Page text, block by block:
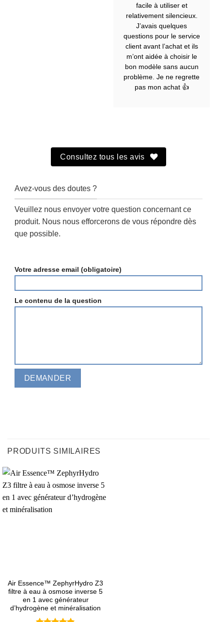
facile à utiliser et
relativement silencieux.
J’avais quelques
questions pour le service
client avant l’achat et ils
m’ont aidée à choisir le
bon modèle sans aucun
problème. Je ne regrette
pas mon achat 👍
Consultez tous les avis
Avez-vous des doutes ?
Veuillez nous envoyer votre question concernant ce
produit. Nous nous efforcerons de vous répondre dès
que possible.
Votre adresse email (obligatoire)
Le contenu de la question
PRODUITS SIMILAIRES
Air Essence™ ZephyrHydro Z3
filtre à eau à osmose inverse 5
en 1 avec générateur
d’hydrogène et minéralisation